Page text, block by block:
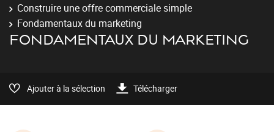
Construire une offre commerciale simple
Fondamentaux du marketing
FONDAMENTAUX DU MARKETING
Ajouter à la sélection Télécharger